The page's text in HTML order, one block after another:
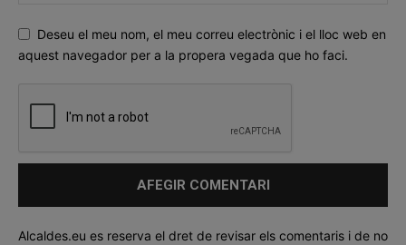
Deseu el meu nom, el meu correu electrònic i el lloc web en
aquest navegador per a la propera vegada que ho faci.
Alcaldes.eu es reserva el dret de revisar els comentaris i de no